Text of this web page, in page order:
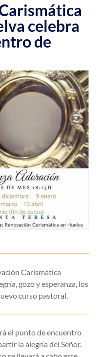
celebra
de
Carismática
gozo y esperanza, los
curso pastoral.
el punto de encuentro
la alegría del Señor.